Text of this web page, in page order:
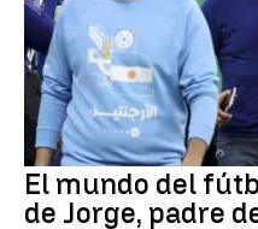
El mundo del
de Jorge, padre